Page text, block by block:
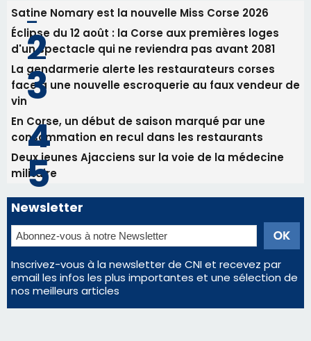
Satine Nomary est la nouvelle Miss Corse 2026
Éclipse du 12 août : la Corse aux premières loges
d'un spectacle qui ne reviendra pas avant 2081
La gendarmerie alerte les restaurateurs corses
face à une nouvelle escroquerie au faux vendeur de
vin
En Corse, un début de saison marqué par une
consommation en recul dans les restaurants
Deux jeunes Ajacciens sur la voie de la médecine
militaire
Newsletter
Inscrivez-vous à la newsletter de CNI et recevez par
email les infos les plus importantes et une sélection de
nos meilleurs articles